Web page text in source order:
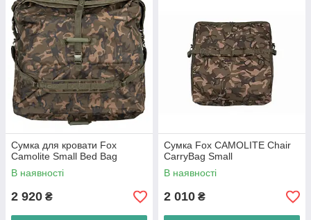
Сумка для кровати Fox
Camolite Small Bed Bag
В наявності
2 920 ₴
Сумка Fox CAMOLITE Chair
CarryBag Small
В наявності
2 010 ₴